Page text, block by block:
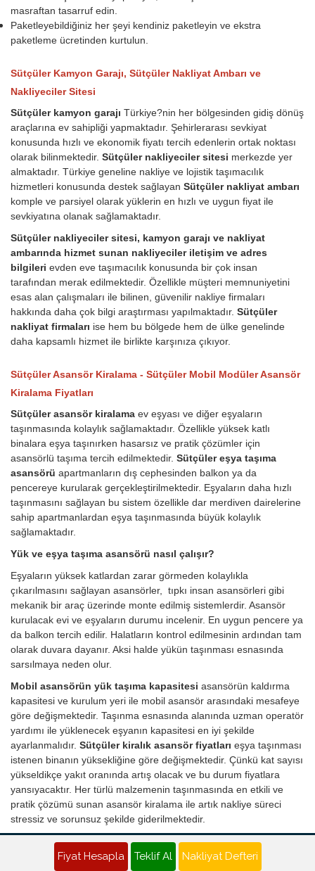
masraftan tasarruf edin.
Paketleyebildiğiniz her şeyi kendiniz paketleyin ve ekstra
paketleme ücretinden kurtulun.
Sütçüler Kamyon Garajı, Sütçüler Nakliyat Ambarı ve
Nakliyeciler Sitesi
Sütçüler kamyon garajı Türkiye?nin her bölgesinden gidiş dönüş
araçlarına ev sahipliği yapmaktadır. Şehirlerarası sevkiyat
konusunda hızlı ve ekonomik fiyatı tercih edenlerin ortak noktası
olarak bilinmektedir. Sütçüler nakliyeciler sitesi merkezde yer
almaktadır. Türkiye geneline nakliye ve lojistik taşımacılık
hizmetleri konusunda destek sağlayan Sütçüler nakliyat ambarı
komple ve parsiyel olarak yüklerin en hızlı ve uygun fiyat ile
sevkiyatına olanak sağlamaktadır.
Sütçüler nakliyeciler sitesi, kamyon garajı ve nakliyat
ambarında hizmet sunan nakliyeciler iletişim ve adres
bilgileri evden eve taşımacılık konusunda bir çok insan
tarafından merak edilmektedir. Özellikle müşteri memnuniyetini
esas alan çalışmaları ile bilinen, güvenilir nakliye firmaları
hakkında daha çok bilgi araştırması yapılmaktadır. Sütçüler
nakliyat firmaları ise hem bu bölgede hem de ülke genelinde
daha kapsamlı hizmet ile birlikte karşınıza çıkıyor.
Sütçüler Asansör Kiralama - Sütçüler Mobil Modüler Asansör
Kiralama Fiyatları
Sütçüler asansör kiralama ev eşyası ve diğer eşyaların
taşınmasında kolaylık sağlamaktadır. Özellikle yüksek katlı
binalara eşya taşınırken hasarsız ve pratik çözümler için
asansörlü taşıma tercih edilmektedir. Sütçüler eşya taşıma
asansörü apartmanların dış cephesinden balkon ya da
pencereye kurularak gerçekleştirilmektedir. Eşyaların daha hızlı
taşınmasını sağlayan bu sistem özellikle dar merdiven dairelerine
sahip apartmanlardan eşya taşınmasında büyük kolaylık
sağlamaktadır.
Yük ve eşya taşıma asansörü nasıl çalışır?
Eşyaların yüksek katlardan zarar görmeden kolaylıkla
çıkarılmasını sağlayan asansörler, tıpkı insan asansörleri gibi
mekanik bir araç üzerinde monte edilmiş sistemlerdir. Asansör
kurulacak evi ve eşyaların durumu incelenir. En uygun pencere ya
da balkon tercih edilir. Halatların kontrol edilmesinin ardından tam
olarak duvara dayanır. Aksi halde yükün taşınması esnasında
sarsılmaya neden olur.
Mobil asansörün yük taşıma kapasitesi asansörün kaldırma
kapasitesi ve kurulum yeri ile mobil asansör arasındaki mesafeye
göre değişmektedir. Taşınma esnasında alanında uzman operatör
yardımı ile yüklenecek eşyanın kapasitesi en iyi şekilde
ayarlanmalıdır. Sütçüler kiralık asansör fiyatları eşya taşınması
istenen binanın yüksekliğine göre değişmektedir. Çünkü kat sayısı
yükseldikçe yakıt oranında artış olacak ve bu durum fiyatlara
yansıyacaktır. Her türlü malzemenin taşınmasında en etkili ve
pratik çözümü sunan asansör kiralama ile artık nakliye süreci
stressiz ve sorunsuz şekilde giderilmektedir.
Sütçüler Nakliyat Teklifi - Evden Eve Nakliye Fiyatı Al
Fiyat Hesapla Teklif Al Nakliyat Defteri